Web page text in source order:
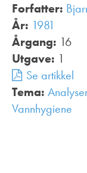
Forfatter:
År: 1981
Årgang: 16
Utgave: 1
Se artikkel
Tema:
Vannhygiene